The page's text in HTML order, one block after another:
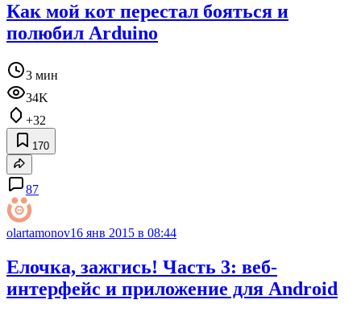
Как мой кот перестал бояться и
полюбил Arduino
3 мин
34K
+32
170
87
olartamonov16 янв 2015 в 08:44
Елочка, зажгись! Часть 3: веб-
интерфейс и приложение для Android